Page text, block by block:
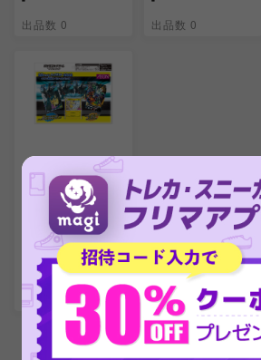
出品数 0 出品数 0
拡張パック「タッ
グボルト」発売記
念 イオン限定スペ
シャルパック 未開
封BOX
出品数 0